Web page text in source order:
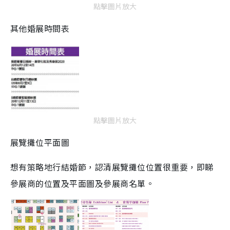
點擊圖片放大
其他婚展時間表
點擊圖片放大
展覽攤位平面圖
想有策略地行結婚節，認清展覽攤位位置很重要，即睇
參展商的位置及平面圖及參展商名單。